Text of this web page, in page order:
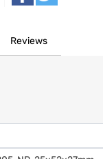
Reviews